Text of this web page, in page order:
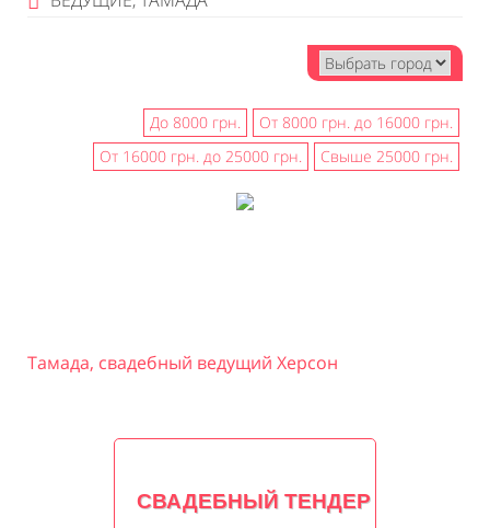
До 8000 грн.
От 8000 грн. до 16000 грн.
От 16000 грн. до 25000 грн.
Свыше 25000 грн.
Тамада, свадебный ведущий Херсон
СВАДЕБНЫЙ ТЕНДЕР